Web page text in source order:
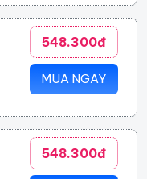
548.300đ
MUA NGAY
548.300đ